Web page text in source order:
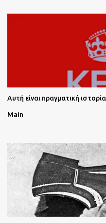
Αυτή είναι πραγματική
Main